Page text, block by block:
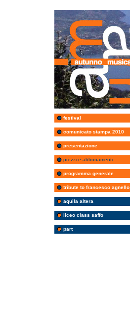
festival
comunicato stampa 2010
presentazione
prezzi e abbonamenti
programma generale
tribute to francesco agnello
aquila altera
liceo class saffo
part